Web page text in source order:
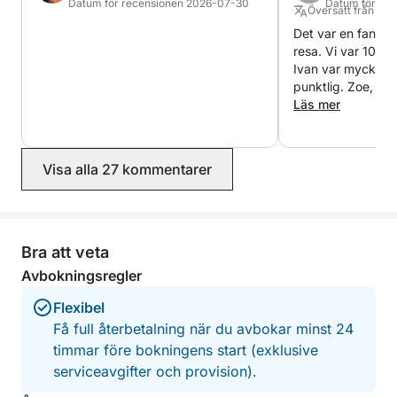
vikar som ger en glimt av den autentiska livsstilen på
Under dagen kan kaptenen göra flera badstopp i
avskilda vikar beroende på sjöförhållandena och
Denna heldagstur är det perfekta sättet att uppleva
den naturliga skönheten, kulturen och den
Datum för recensionen 2026-07-30
Datum för
Översatt från
Det var en
resa. Vi var 10
Ivan var mycket
punktlig. Zoe, en
såg till att alla
Läs mer
Visa alla 27 kommentarer
Bra att veta
Avbokningsregler
Flexibel
Få full återbetalning när du avbokar minst 24
timmar före bokningens start (exklusive
serviceavgifter och provision).